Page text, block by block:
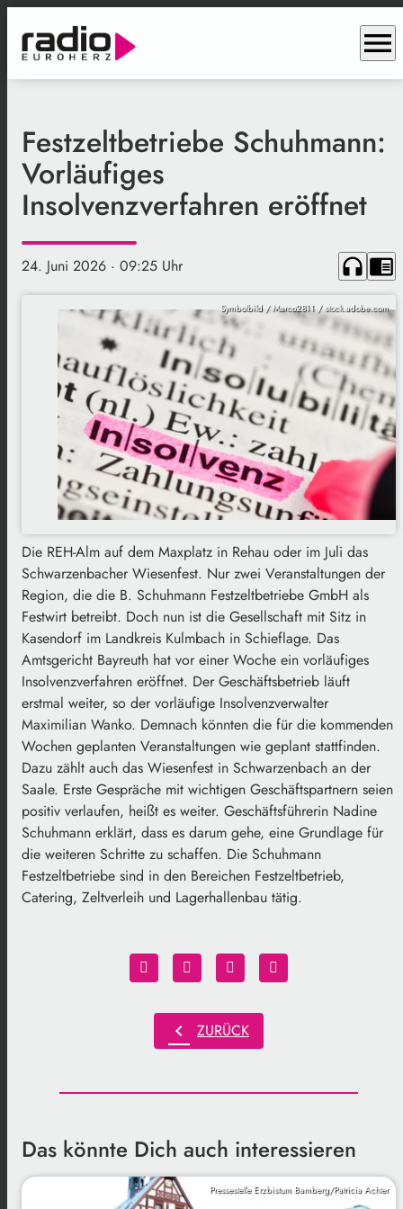
menu
Festzeltbetriebe Schuhmann:
Vorläufiges
Insolvenzverfahren eröffnet
24. Juni 2026 · 09:25 Uhr headphones chrome_reader_mode
Symbolbild / Marco2811 / stock.adobe.com
Die REH-Alm auf dem Maxplatz in Rehau oder im Juli das
Schwarzenbacher Wiesenfest. Nur zwei Veranstaltungen der
Region, die die B. Schuhmann Festzeltbetriebe GmbH als
Festwirt betreibt. Doch nun ist die Gesellschaft mit Sitz in
Kasendorf im Landkreis Kulmbach in Schieflage. Das
Amtsgericht Bayreuth hat vor einer Woche ein vorläufiges
Insolvenzverfahren eröffnet. Der Geschäftsbetrieb läuft
erstmal weiter, so der vorläufige Insolvenzverwalter
Maximilian Wanko. Demnach könnten die für die kommenden
Wochen geplanten Veranstaltungen wie geplant stattfinden.
Dazu zählt auch das Wiesenfest in Schwarzenbach an der
Saale. Erste Gespräche mit wichtigen Geschäftspartnern seien
positiv verlaufen, heißt es weiter. Geschäftsführerin Nadine
Schuhmann erklärt, dass es darum gehe, eine Grundlage für
die weiteren Schritte zu schaffen. Die Schuhmann
Festzeltbetriebe sind in den Bereichen Festzeltbetrieb,
Catering, Zeltverleih und Lagerhallenbau tätig.
chevron_left ZURÜCK
Das könnte Dich auch interessieren
Pressestelle Erzbistum Bamberg/Patricia Achter